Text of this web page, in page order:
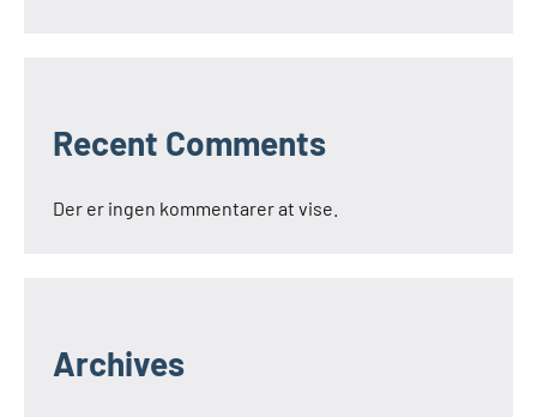
Recent Comments
Der er ingen kommentarer at vise.
Archives